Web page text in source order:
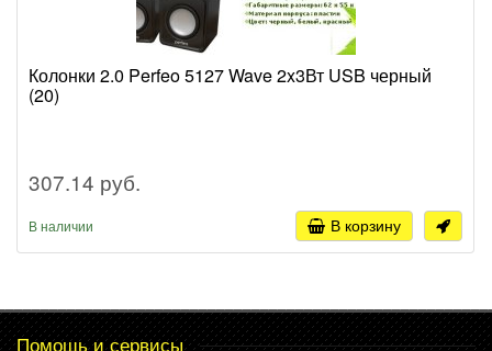
Колонки 2.0 Perfeo 5127 Wave 2x3Вт USB черный
(20)
307.14 руб.
В наличии В корзину
Помощь и сервисы